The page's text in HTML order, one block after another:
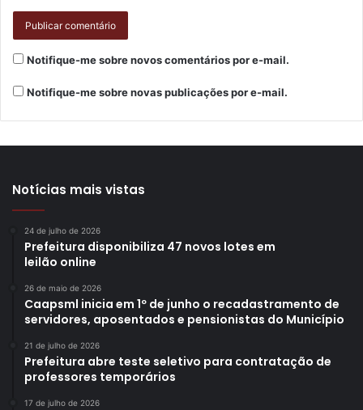
Notifique-me sobre novos comentários por e-mail.
Notifique-me sobre novas publicações por e-mail.
Notícias mais vistas
24 de julho de 2026
Prefeitura disponibiliza 47 novos lotes em
leilão online
26 de maio de 2026
Caapsml inicia em 1º de junho o recadastramento de
servidores, aposentados e pensionistas do Município
21 de julho de 2026
Prefeitura abre teste seletivo para contratação de
professores temporários
17 de julho de 2026